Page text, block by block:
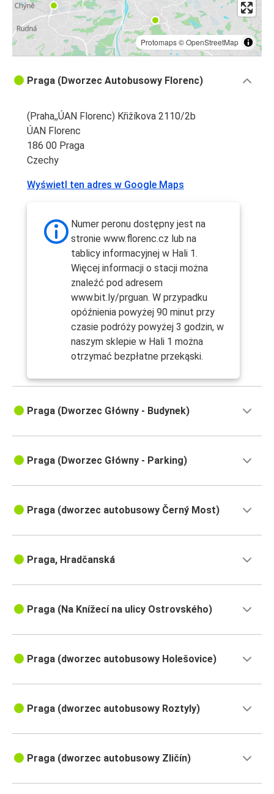
Protomaps©OpenStreetMap
Praga (Dworzec Autobusowy Florenc)
(Praha,,ÚAN Florenc) Křižíkova 2110/2b
ÚAN Florenc
186 00 Praga
Czechy
Wyświetl ten adres w Google Maps
Numer peronu dostępny jest na
stronie www.florenc.cz lub na
tablicy informacyjnej w Hali 1.
Więcej informacji o stacji można
znaleźć pod adresem
www.bit.ly/prguan. W przypadku
opóźnienia powyżej 90 minut przy
czasie podróży powyżej 3 godzin, w
naszym sklepie w Hali 1 można
otrzymać bezpłatne przekąski.
Praga (Dworzec Główny - Budynek)
Praga (Dworzec Główny - Parking)
Praga (dworzec autobusowy Černý Most)
Praga, Hradčanská
Praga (Na Knížecí na ulicy Ostrovského)
Praga (dworzec autobusowy Holešovice)
Praga (dworzec autobusowy Roztyly)
Praga (dworzec autobusowy Zličín)